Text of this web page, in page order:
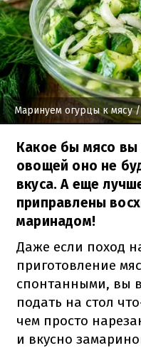
Маринуем огурцы к мясу/
Какое бы мясо вы
овощей оно не
вкуса. А еще
приправлены
маринадом!
Даже если поход
приготовление
спонтанными, вы
подать на стол
чем просто
и вкусно